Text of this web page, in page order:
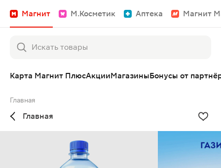
Магнит М.Косметик Аптека Магнит
Карта Магнит ПлюсАкцииМагазиныБонусы от
Главная
Главная